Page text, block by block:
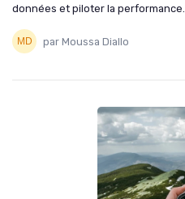
données et piloter la performance.
par Moussa Diallo